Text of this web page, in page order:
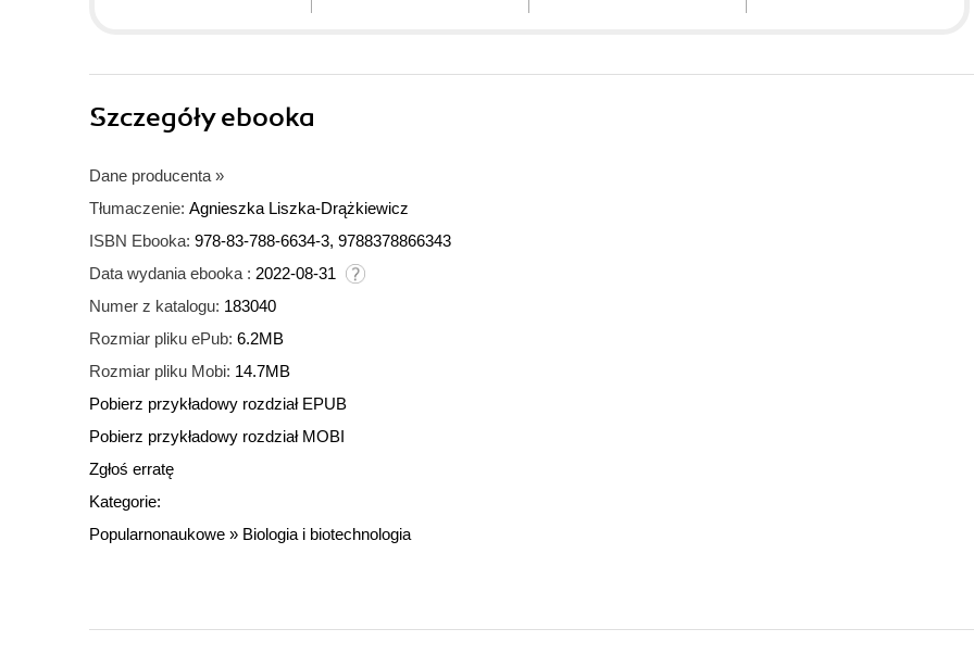
Szczegółyebooka
Dane producenta »
Tłumaczenie: Agnieszka Liszka-Drążkiewicz
ISBN Ebooka: 978-83-788-6634-3, 9788378866343
Data wydania ebooka : 2022-08-31
Numer z katalogu: 183040
Rozmiar pliku ePub: 6.2MB
Rozmiar pliku Mobi: 14.7MB
Pobierz przykładowy rozdział EPUB
Pobierz przykładowy rozdział MOBI
Zgłoś erratę
Kategorie:
Popularnonaukowe » Biologia i biotechnologia